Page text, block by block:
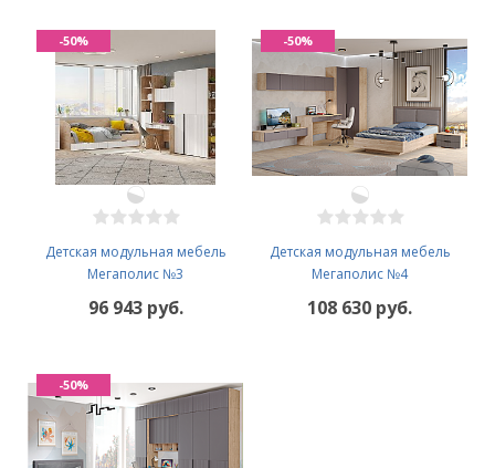
Детская модульная мебель
Мегаполис №3
96 943 руб.
-50%
Детская модульная мебель
Мегаполис №4
108 630 руб.
-50%
-50%